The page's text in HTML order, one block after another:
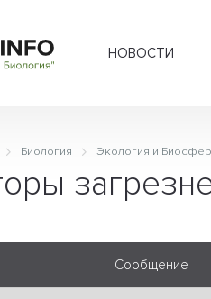
НОВОСТИ
Биология Экология и
Сообщение